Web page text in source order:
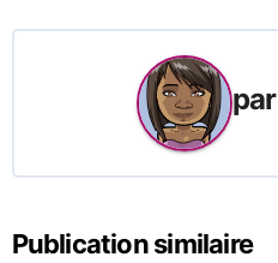
l’article
par
Publication similaire